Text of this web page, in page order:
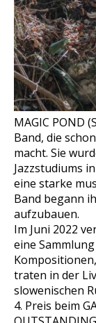
MAGIC POND
Band, die
macht. Sie
Jazzstudiums
eine starke
Band begann
aufzubauen.
Im Juni 2022
eine
traten in der
slowenischen
4. Preis beim